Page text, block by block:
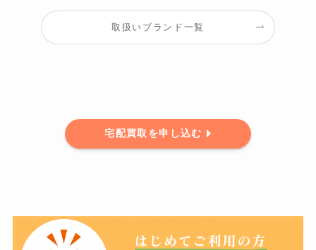
取扱いブランド一覧
宅配買取を申し込む